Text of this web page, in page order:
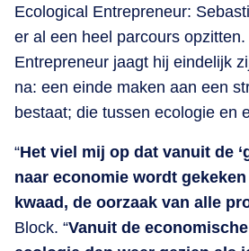
Ecological Entrepreneur:
er al een heel parcours
Entrepreneur jaagt hij eindelijk
na: een einde maken aan een
bestaat; die tussen ecologie en
“Het viel mij op dat vanuit de
naar economie wordt
kwaad, de oorzaak van alle
Block. “Vanuit de